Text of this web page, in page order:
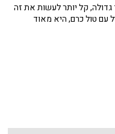
קל יותר לעשות את זה
עם טול כרם, היא מאוד